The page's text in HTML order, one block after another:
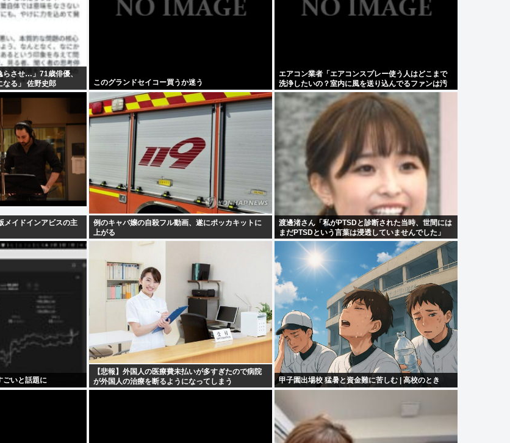
らさせ…」71歳俳優、
なる」 佐野史郎
このグランドセイコー買うか迷う
エアコン業者「エアコンスプレー使う人はどこまで
洗浄したいの？室内に風を送り込んでるファンは汚
いままですよ」331.5万バズ
メイドインアビスの主
例のキャバ嬢の自殺フル動画、遂にポッカキットに
上がる
渡邊渚さん「私がPTSDと診断された当時、世間には
まだPTSDという言葉は浸透していませんでした」
ごいと話題に
【悲報】外国人の医療費未払いが多すぎたので病院
が外国人の治療を断るようになってしまう
甲子園出場校 猛暑と資金難に苦しむ | 高校のとき